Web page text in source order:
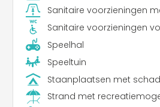
Sanitaire voorzieningen
Sanitaire voorzieningen
Speelhal
Speeltuin
Staanplaatsen met
Strand met